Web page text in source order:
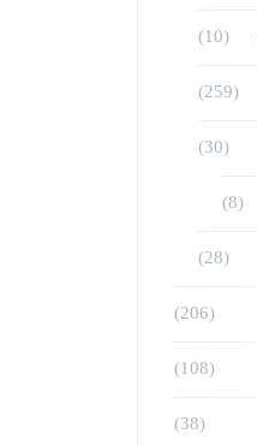
(10)
(259)
(30)
(8)
(28)
(206)
(108)
(38)